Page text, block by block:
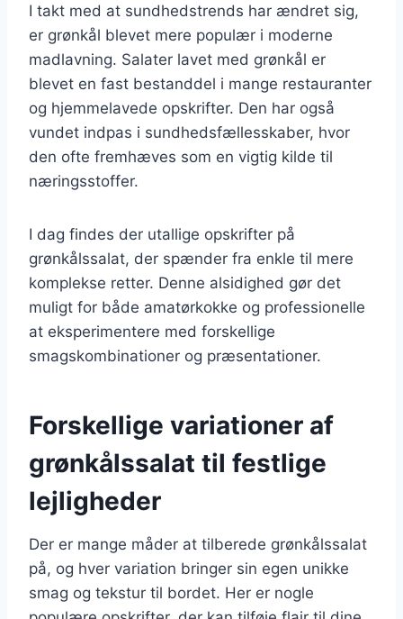
I takt med at sundhedstrends har ændret sig,
er grønkål blevet mere populær i moderne
madlavning. Salater lavet med grønkål er
blevet en fast bestanddel i mange restauranter
og hjemmelavede opskrifter. Den har også
vundet indpas i sundhedsfællesskaber, hvor
den ofte fremhæves som en vigtig kilde til
næringsstoffer.
I dag findes der utallige opskrifter på
grønkålssalat, der spænder fra enkle til mere
komplekse retter. Denne alsidighed gør det
muligt for både amatørkokke og professionelle
at eksperimentere med forskellige
smagskombinationer og præsentationer.
Forskellige variationer af
grønkålssalat til festlige
lejligheder
Der er mange måder at tilberede grønkålssalat
på, og hver variation bringer sin egen unikke
smag og tekstur til bordet. Her er nogle